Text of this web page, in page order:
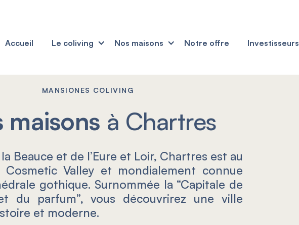
Accueil Le coliving Nos maisons Notre offre Investisseurs
MANSIONES COLIVING
maisons à Chartres
Beauce et de l’Eure et Loir, Chartres est au
Valley et mondialement connue
gothique. Surnommée la “Capitale de
du parfum”, vous découvrirez une ville
et moderne.